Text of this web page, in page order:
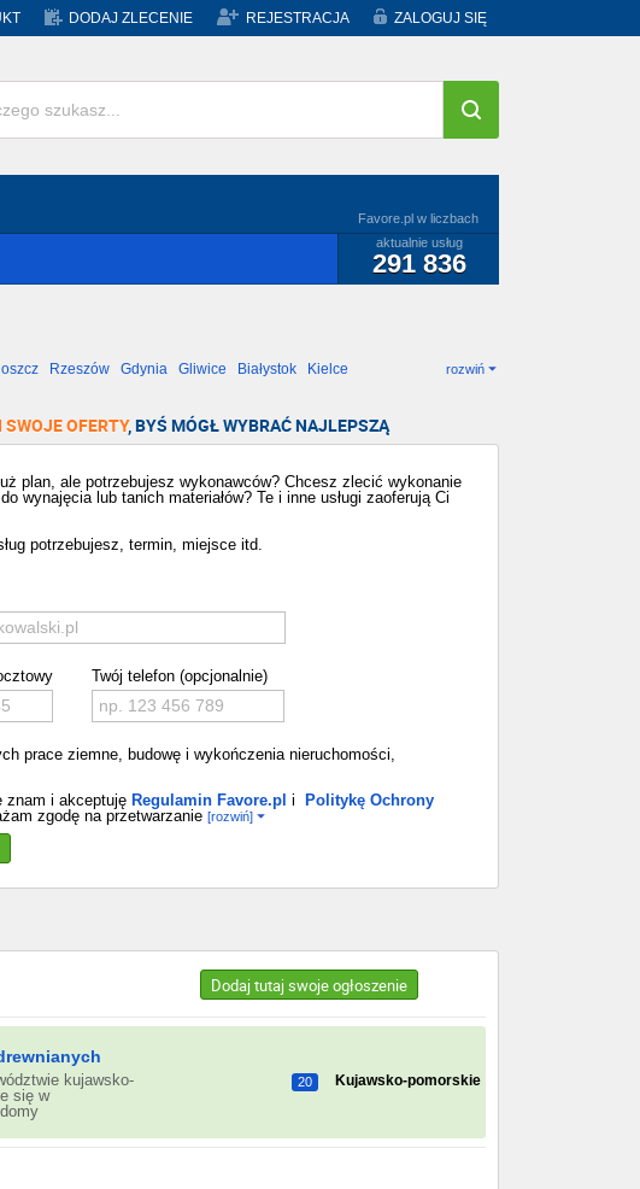
DODAJ ZLECENIE REJESTRACJA ZALOGUJ SIĘ
Favore.pl w liczbach
aktualnie usług
291 836
Rzeszów Gdynia Gliwice Białystok
Kielce
rozwiń
OFERTY, BYŚ MÓGŁ WYBRAĆ NAJLEPSZĄ
plan, ale potrzebujesz wykonawców? Chcesz zlecić wykonanie
lub tanich materiałów? Te i inne usługi zaoferują Ci
potrzebujesz, termin, miejsce itd.
Twój telefon (opcjonalnie)
prace ziemne, budowę i wykończenia nieruchomości,
znam i akceptuję Regulamin Favore.pl i
Politykę Ochrony
zgodę na przetwarzanie [rozwiń]
Dodaj tutaj swoje ogłoszenie
kujawsko-
się w
20 Kujawsko-pomorskie